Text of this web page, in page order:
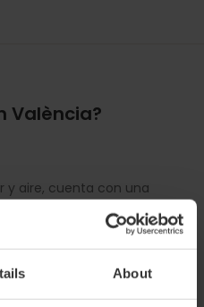
About
València?
y aire, cuenta con una
y zonas de estudiantes a
o la bicicleta.